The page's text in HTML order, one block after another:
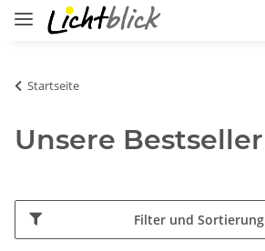
Startseite
Unsere Bestseller
Filter und Sortierung